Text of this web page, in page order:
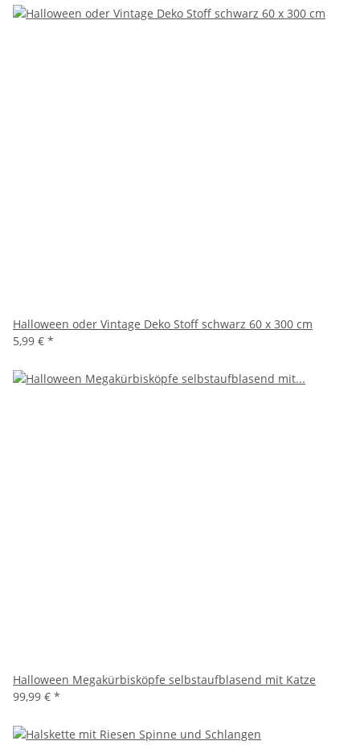
Halloween oder Vintage Deko Stoff schwarz 60 x 300 cm
5,99 € *
Halloween Megakürbisköpfe selbstaufblasend mit Katze
99,99 € *